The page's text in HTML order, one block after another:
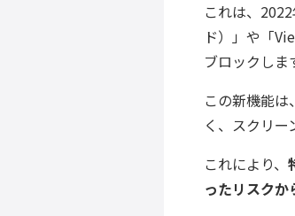
これは、
ド）」や「
ブロックしま
この新機能
く、スクリー
これにより、
ったリスク